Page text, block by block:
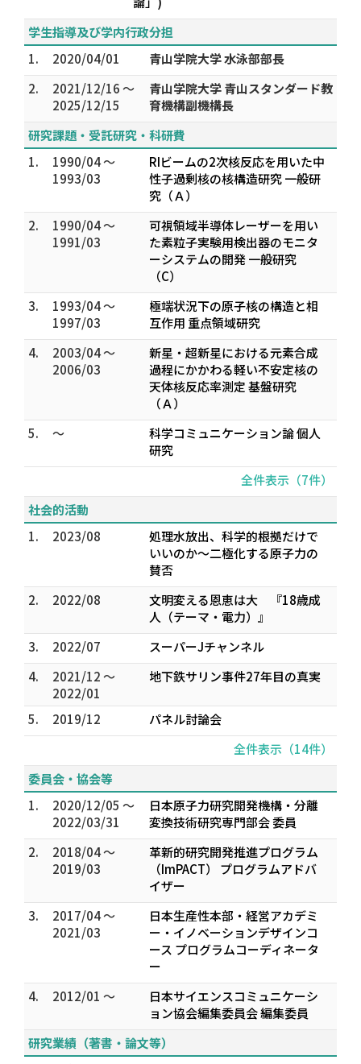
学生指導及び学内行政分担
1.
2020/04/01
青山学院大学 水泳部部長
2.
2021/12/16 ～
2025/12/15
青山学院大学 青山スタンダード教
育機構副機構長
研究課題・受託研究・科研費
1.
1990/04 ～
1993/03
RIビームの2次核反応を用いた中
性子過剰核の核構造研究 一般研
究（Ａ）
2.
1990/04 ～
1991/03
可視領域半導体レーザーを用い
た素粒子実験用検出器のモニタ
ーシステムの開発 一般研究
（C）
3.
1993/04 ～
1997/03
極端状況下の原子核の構造と相
互作用 重点領域研究
4.
2003/04 ～
2006/03
新星・超新星における元素合成
過程にかかわる軽い不安定核の
天体核反応率測定 基盤研究
（Ａ）
5.
～
科学コミュニケーション論 個人
研究
全件表示（7件）
社会的活動
1.
2023/08
処理水放出、科学的根拠だけで
いいのか〜二極化する原子力の
賛否
2.
2022/08
文明変える恩恵は大 『18歳成
人（テーマ・電力）』
3.
2022/07
スーパーJチャンネル
4.
2021/12 ～
2022/01
地下鉄サリン事件27年目の真実
5. 2019/12
パネル討論会
全件表示（14件）
委員会・協会等
1.
2020/12/05 ～
2022/03/31
日本原子力研究開発機構・分離
変換技術研究専門部会 委員
2.
2018/04 ～
2019/03
革新的研究開発推進プログラム
（ImPACT） プログラムアドバ
イザー
3.
2017/04 ～
2021/03
日本生産性本部・経営アカデミ
ー・イノベーションデザインコ
ース プログラムコーディネータ
ー
4.
2012/01 ～
日本サイエンスコミュニケーシ
ョン協会編集委員会 編集委員
研究業績（著書・論文等）